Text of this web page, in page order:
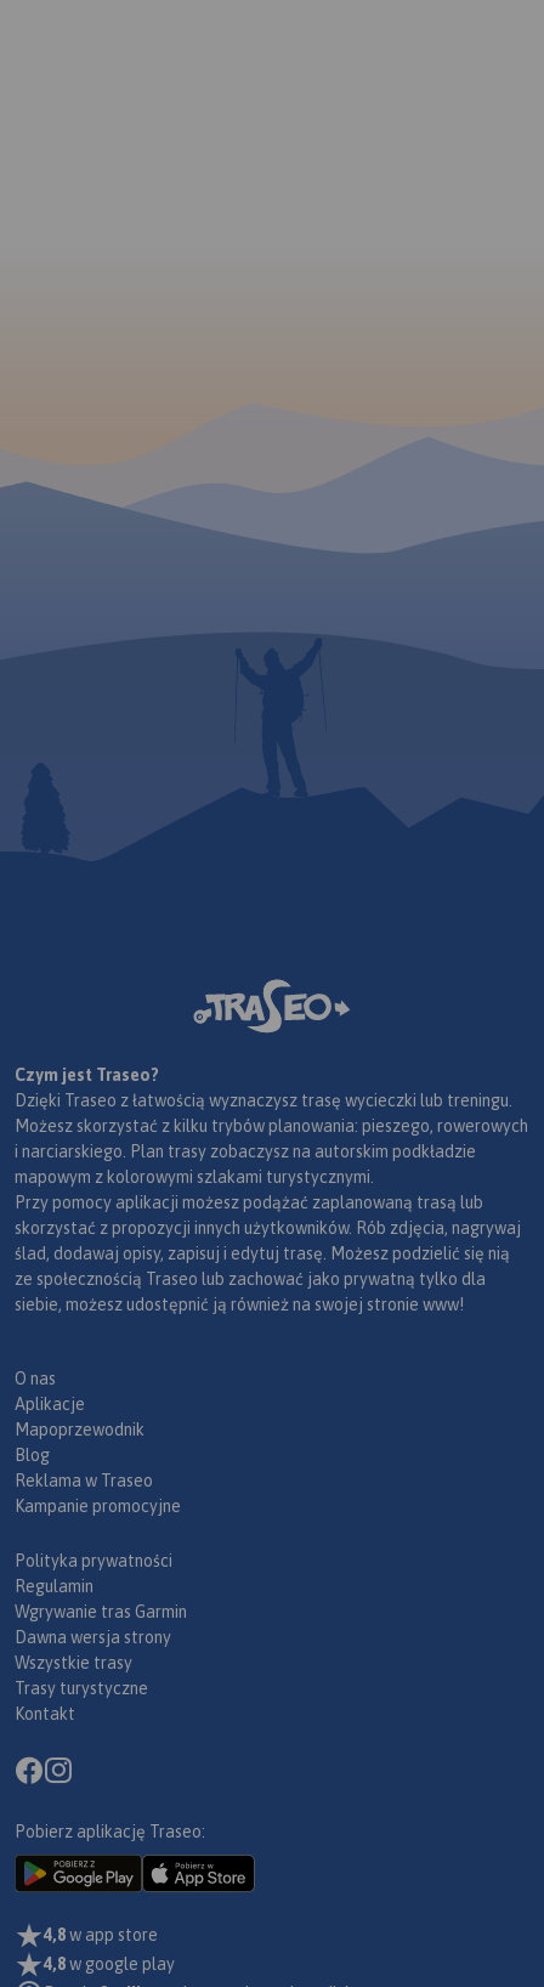
Czym jest Traseo?
Dzięki Traseo z łatwością wyznaczysz trasę wycieczki lub treningu.
Możesz skorzystać z kilku trybów planowania: pieszego, rowerowych
i narciarskiego. Plan trasy zobaczysz na autorskim podkładzie
mapowym z kolorowymi szlakami turystycznymi.
Przy pomocy aplikacji możesz podążać zaplanowaną trasą lub
skorzystać z propozycji innych użytkowników. Rób zdjęcia, nagrywaj
ślad, dodawaj opisy, zapisuj i edytuj trasę. Możesz podzielić się nią
ze społecznością Traseo lub zachować jako prywatną tylko dla
siebie, możesz udostępnić ją również na swojej stronie www!
O nas
Aplikacje
Mapoprzewodnik
Blog
Reklama w Traseo
Kampanie promocyjne
Polityka prywatności
Regulamin
Wgrywanie tras Garmin
Dawna wersja strony
Wszystkie trasy
Trasy turystyczne
Kontakt
Pobierz aplikację Traseo:
4,8w app store
4,8w google play